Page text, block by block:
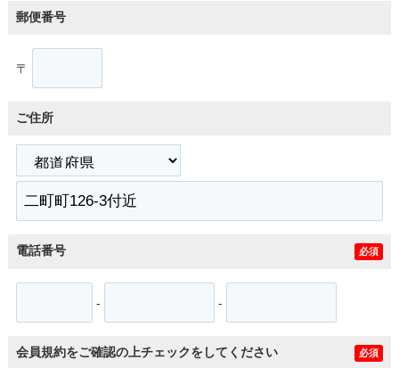
郵便番号
〒
ご住所
電話番号 必須
- -
会員規約をご確認の上チェックをしてください 必須